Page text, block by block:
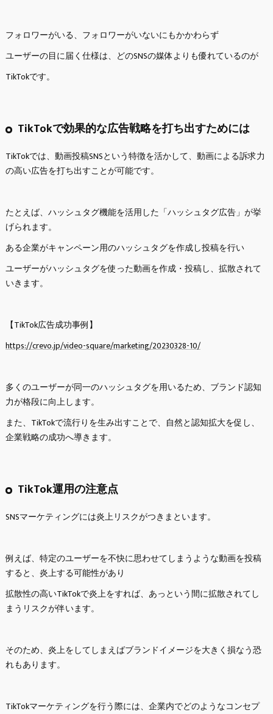
フォロワーがいる、フォロワーがいないにもかかわらず
ユーザーの目に届く仕様は、どのSNSの媒体よりも優れているのが
TikTokです。
TikTokで効果的な広告戦略を打ち出すためには
TikTokでは、動画投稿SNSという特徴を活かして、動画による訴求力
の高い広告を打ち出すことが可能です。
たとえば、ハッシュタグ機能を活用した「ハッシュタグ広告」が挙
げられます。
ある企業がキャンペーン用のハッシュタグを作成し投稿を行い
ユーザーがハッシュタグを使った動画を作成・投稿し、拡散されて
いきます。
【TikTok広告成功事例】
https://crevo.jp/video-square/marketing/20230328-10/
多くのユーザーが同一のハッシュタグを用いるため、ブランド認知
力が格段に向上します。
また、TikTokで流行りを生み出すことで、自然と認知拡大を促し、
企業戦略の成功へ導きます。
TikTok運用の注意点
SNSマーケティングには炎上リスクがつきまといます。
例えば、特定のユーザーを不快に思わせてしまうような動画を投稿
すると、炎上する可能性があり
拡散性の高いTikTokで炎上をすれば、あっという間に拡散されてし
まうリスクが伴います。
そのため、炎上をしてしまえばブランドイメージを大きく損なう恐
れもあります。
TikTokマーケティングを行う際には、企業内でどのようなコンセプ